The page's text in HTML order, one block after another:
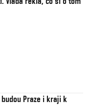
Praze i kraji k